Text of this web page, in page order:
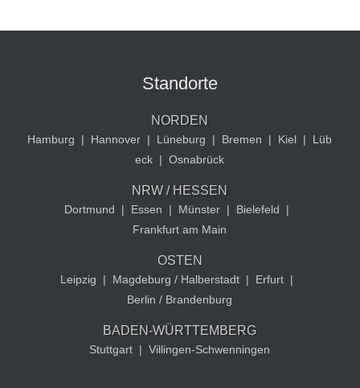
Standorte
NORDEN
Hamburg | Hannover | Lüneburg | Bremen | Kiel |
Lüb
eck | Osnabrück
NRW / HESSEN
Dortmund | Essen | Münster | Bielefeld
|
Frankfurt am Main
OSTEN
Leipzig | Magdeburg / Halberstadt | Erfurt |
Berlin / Brandenburg
BADEN-WÜRTTEMBERG
Stuttgart | Villingen-Schwenningen